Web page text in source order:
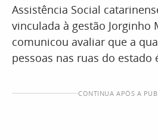
Assistência Social
vinculada à gestão Jorginho
comunicou avaliar que a
pessoas nas ruas do estado
CONTINUA APÓS A